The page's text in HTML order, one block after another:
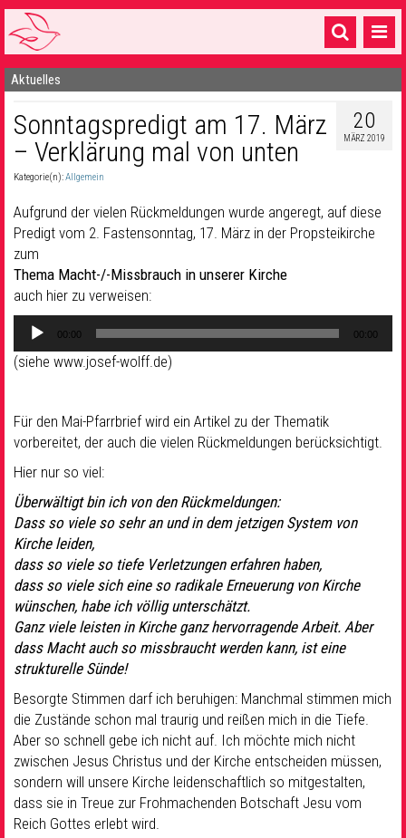
Startseite
1 Pfarrei
16 Gemeinden & mehr
Sakramente & Feste
Gemeinschaft & Soziales
Musik& Kultur
Seelsorge & Kontakt
Aktuelles
20
MÄRZ 2019
Sonntagspredigt am 17. März
– Verklärung mal von unten
Kategorie(n):Allgemein
Aufgrund der vielen Rückmeldungen wurde angeregt, auf diese
Predigt vom 2. Fastensonntag, 17. März in der Propsteikirche
zum
Thema Macht-/-Missbrauch in unserer Kirche
auch hier zu verweisen:
Audio-
Player
00:00 00:00
(siehe www.josef-wolff.de)
Für den Mai-Pfarrbrief wird ein Artikel zu der Thematik
vorbereitet, der auch die vielen Rückmeldungen berücksichtigt.
Hier nur so viel:
Überwältigt bin ich von den Rückmeldungen:
Dass so viele so sehr an und in dem jetzigen System von
Kirche leiden,
dass so viele so tiefe Verletzungen erfahren haben,
dass so viele sich eine so radikale Erneuerung von Kirche
wünschen, habe ich völlig unterschätzt.
Ganz viele leisten in Kirche ganz hervorragende Arbeit. Aber
dass Macht auch so missbraucht werden kann, ist eine
strukturelle Sünde!
Besorgte Stimmen darf ich beruhigen: Manchmal stimmen mich
die Zustände schon mal traurig und reißen mich in die Tiefe.
Aber so schnell gebe ich nicht auf. Ich möchte mich nicht
zwischen Jesus Christus und der Kirche entscheiden müssen,
sondern will unsere Kirche leidenschaftlich so mitgestalten,
dass sie in Treue zur Frohmachenden Botschaft Jesu vom
Reich Gottes erlebt wird.